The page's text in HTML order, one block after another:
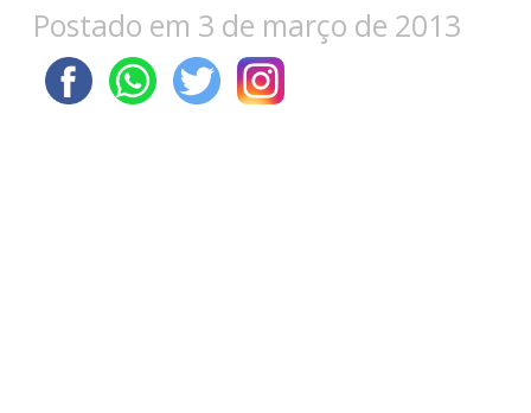
Postado em 3 de março de 2013